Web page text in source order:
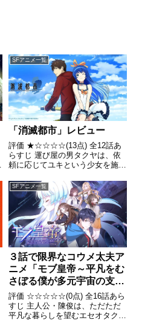
SFアニメ一覧
「消滅都市」レビュー
評価 ★☆☆☆☆(13点) 全12話あ
らすじ 運び屋の男タクヤは、依
頼に応じてユキという少女を施設
た「ロスト」唯一の生き残りだっ
た引用- Wikipedia
SFアニメ一覧
３話で限界なコウメ太夫ア
ニメ「モブ皇帝～平凡をむ
さぼる僕が多元宇宙の支配
者に選ばれたので、世界を
救ってみた～」レビュー
評価 ☆☆☆☆☆(0点) 全16話あら
すじ 主人公・陳俊は、ただただ
平凡な暮らしを望むエセオタクだ